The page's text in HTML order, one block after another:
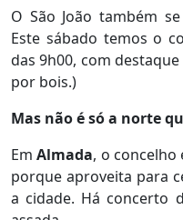
O São João também
Este sábado temos o
das 9h00, com
por bois.)
Mas não é só a norte
EmAlmada, o concelho
porque aproveita para
a cidade. Há concerto